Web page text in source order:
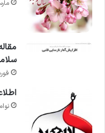
مارس
فوریه
نوامبر